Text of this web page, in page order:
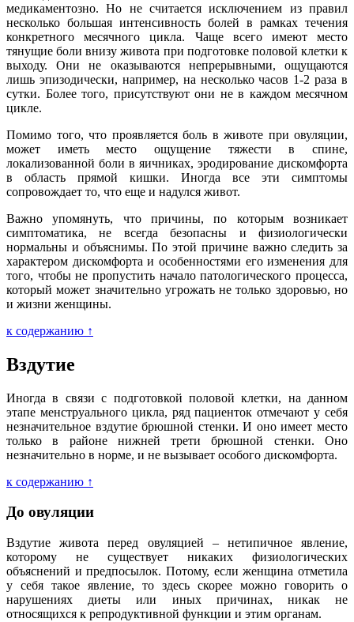
медикаментозно. Но не считается исключением из правил
несколько большая интенсивность болей в рамках течения
конкретного месячного цикла. Чаще всего имеют место
тянущие боли внизу живота при подготовке половой клетки к
выходу. Они не оказываются непрерывными, ощущаются
лишь эпизодически, например, на несколько часов 1-2 раза в
сутки. Более того, присутствуют они не в каждом месячном
цикле.
Помимо того, что проявляется боль в животе при овуляции,
может иметь место ощущение тяжести в спине,
локализованной боли в яичниках, эродирование дискомфорта
в область прямой кишки. Иногда все эти симптомы
сопровождает то, что еще и надулся живот.
Важно упомянуть, что причины, по которым возникает
симптоматика, не всегда безопасны и физиологически
нормальны и объяснимы. По этой причине важно следить за
характером дискомфорта и особенностями его изменения для
того, чтобы не пропустить начало патологического процесса,
который может значительно угрожать не только здоровью, но
и жизни женщины.
к содержанию ↑
Вздутие
Иногда в связи с подготовкой половой клетки, на данном
этапе менструального цикла, ряд пациенток отмечают у себя
незначительное вздутие брюшной стенки. И оно имеет место
только в районе нижней трети брюшной стенки. Оно
незначительно в норме, и не вызывает особого дискомфорта.
к содержанию ↑
До овуляции
Вздутие живота перед овуляцией – нетипичное явление,
которому не существует никаких физиологических
объяснений и предпосылок. Потому, если женщина отметила
у себя такое явление, то здесь скорее можно говорить о
нарушениях диеты или иных причинах, никак не
относящихся к репродуктивной функции и этим органам.